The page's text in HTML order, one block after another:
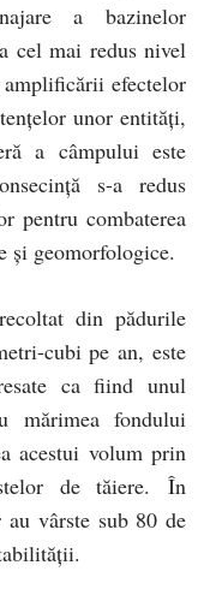
a bazinelor
cel mai redus nivel
efectelor
unor entităţi,
a câmpului este
s-a redus
pentru combaterea
şi geomorfologice.
din pădurile
cubi pe an, este
ca fiind unul
mărimea fondului
acestui volum prin
de tăiere. În
vârste sub 80 de